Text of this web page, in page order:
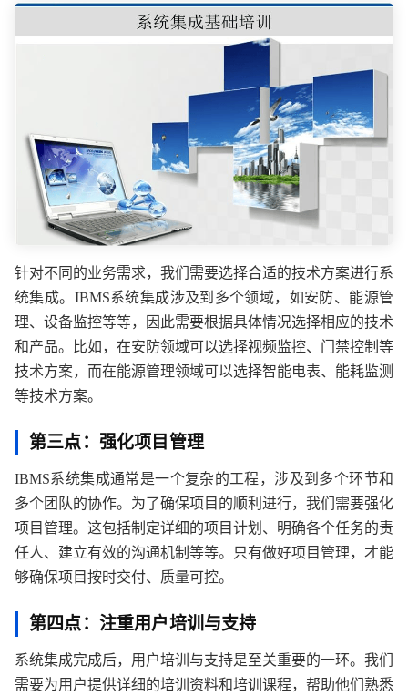
针对不同的业务需求，我们需要选择合适的技术方案进行系
统集成。IBMS系统集成涉及到多个领域，如安防、能源管
理、设备监控等等，因此需要根据具体情况选择相应的技术
和产品。比如，在安防领域可以选择视频监控、门禁控制等
技术方案，而在能源管理领域可以选择智能电表、能耗监测
等技术方案。
第三点：强化项目管理
IBMS系统集成通常是一个复杂的工程，涉及到多个环节和
多个团队的协作。为了确保项目的顺利进行，我们需要强化
项目管理。这包括制定详细的项目计划、明确各个任务的责
任人、建立有效的沟通机制等等。只有做好项目管理，才能
够确保项目按时交付、质量可控。
第四点：注重用户培训与支持
系统集成完成后，用户培训与支持是至关重要的一环。我们
需要为用户提供详细的培训资料和培训课程，帮助他们熟悉